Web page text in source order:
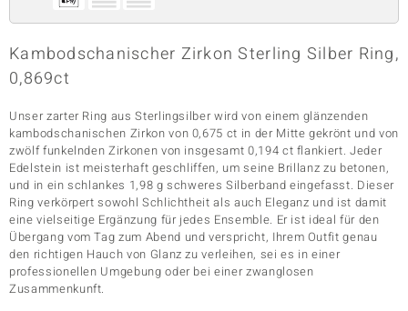
Classics
Kambodschanischer Zirkon Sterling Silber Ring,
0,869ct
Unser zarter Ring aus Sterlingsilber wird von einem glänzenden
kambodschanischen Zirkon von 0,675 ct in der Mitte gekrönt und von
zwölf funkelnden Zirkonen von insgesamt 0,194 ct flankiert. Jeder
Edelstein ist meisterhaft geschliffen, um seine Brillanz zu betonen,
und in ein schlankes 1,98 g schweres Silberband eingefasst. Dieser
Ring verkörpert sowohl Schlichtheit als auch Eleganz und ist damit
eine vielseitige Ergänzung für jedes Ensemble. Er ist ideal für den
Übergang vom Tag zum Abend und verspricht, Ihrem Outfit genau
den richtigen Hauch von Glanz zu verleihen, sei es in einer
professionellen Umgebung oder bei einer zwanglosen
Zusammenkunft.